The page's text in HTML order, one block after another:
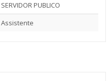
SERVIDOR PUBLICO
Assistente